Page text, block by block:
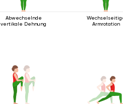
Abwechselnde
vertikale Dehnung
Armrotation